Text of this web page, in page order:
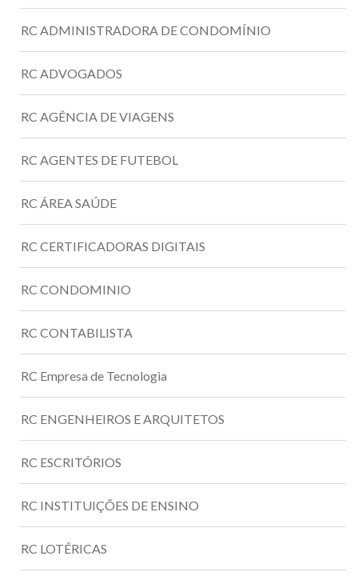
RC ADMINISTRADORA DE CONDOMÍNIO
RC ADVOGADOS
RC AGÊNCIA DE VIAGENS
RC AGENTES DE FUTEBOL
RC ÁREA SAÚDE
RC CERTIFICADORAS DIGITAIS
RC CONDOMINIO
RC CONTABILISTA
RC Empresa de Tecnologia
RC ENGENHEIROS E ARQUITETOS
RC ESCRITÓRIOS
RC INSTITUIÇÕES DE ENSINO
RC LOTÉRICAS